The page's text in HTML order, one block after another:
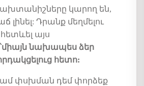
ախտանիշները կարող են,
լինել: Դրանք մեղմելու
այս
՝միայն նախապես ձեր
հետո:
փսխման դեմ փորձեք